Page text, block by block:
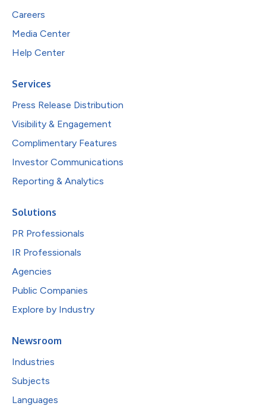
Careers
Media Center
Help Center
Services
Press Release Distribution
Visibility & Engagement
Complimentary Features
Investor Communications
Reporting & Analytics
Solutions
PR Professionals
IR Professionals
Agencies
Public Companies
Explore by Industry
Newsroom
Industries
Subjects
Languages